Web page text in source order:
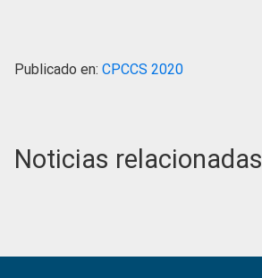
Publicado en: CPCCS 2020
Noticias relacionadas